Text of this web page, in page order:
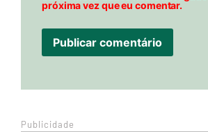
próxima vez que eu comentar.
Publicidade